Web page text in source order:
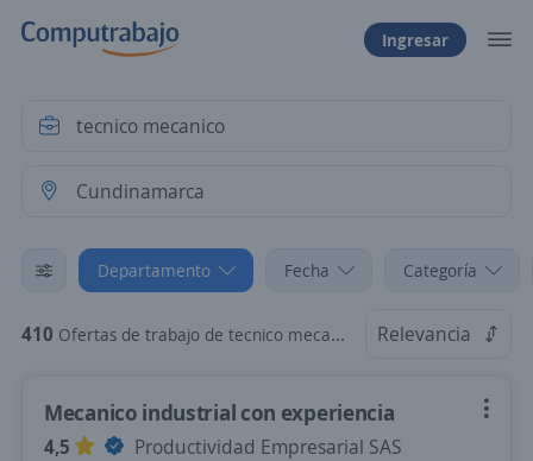
Ingresar
Departamento Fecha Categoría
410 Ofertas de trabajo de tecnico mecanico en Cundinamarca Relevancia
Mecanico industrial con experiencia
4,5
Productividad Empresarial SAS